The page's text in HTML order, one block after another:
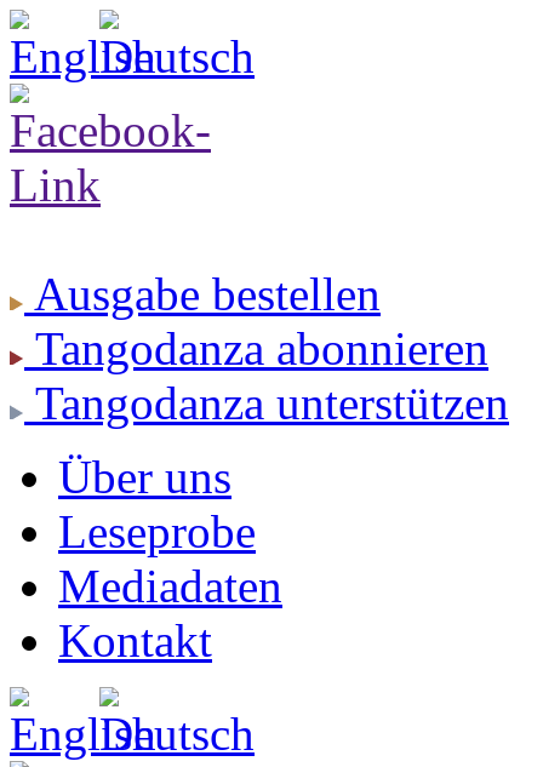
Ausgabe bestellen
Tangodanza abonnieren
Tangodanza unterstützen
Über uns
Leseprobe
Mediadaten
Kontakt